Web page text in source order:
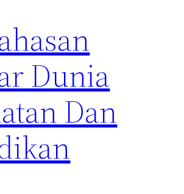
Dunia
Dan